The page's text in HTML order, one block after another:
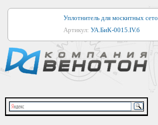
Уплотнитель для москитных
Артикул: УА.БиК-0015.IV.б
Уплотнитель для алюминиевых
Артикул:1044
Уплотнитель для деревянных окон
Артикул:УМ.БиК-0062.IV.б
Уплотнитель лоджиевый для (4,